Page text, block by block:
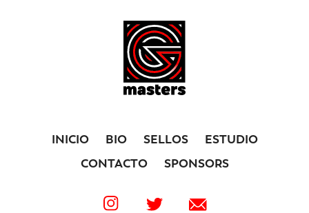
INICIO BIO SELLOS
ESTUDIO
CONTACTO
SPONSORS